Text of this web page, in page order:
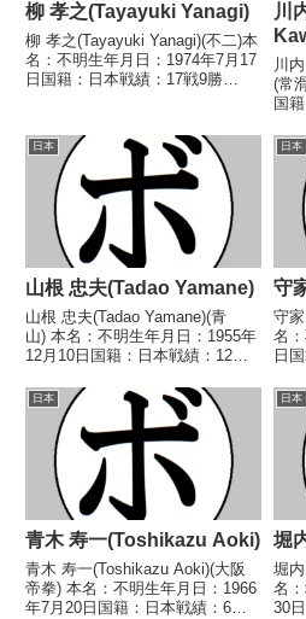
柳 孝之(Tayayuki Yanagi)
柳 孝之(Tayayuki Yanagi)(不二)本
名：不明生年月日：1974年7月17
日国籍：日本戦績：17戦9勝
(採点不明) 岩田 智(角海老宝
石)1994/1...
川
川
(常
国
(緑)
選
日本
山根 忠夫(Tadao Yamane)
山根 忠夫(Tadao Yamane)(青
山) 本名：不明生年月日：1955年
12月10日国籍：日本戦績：12戦6
し 【戦歴】1979/05/04
○3RTKO 高柳 伸二(国
際)1979/06/25 ○...
日本
守
守
名
日
し
定 (
ダ
日本
青木 寿一(Toshikazu Aoki)
青木 寿一(Toshikazu Aoki)(大阪
帝拳) 本名：不明生年月日：1966
年7月20日国籍：日本戦績：6戦6
日本
堀
堀
名
30